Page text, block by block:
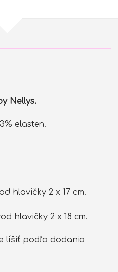
Nellys.
elasten.
hlavičky 2 x 17 cm.
hlavičky 2 x 18 cm.
líšiť podľa dodania